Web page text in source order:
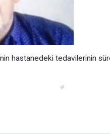
hastanedeki tedavilerinin
#